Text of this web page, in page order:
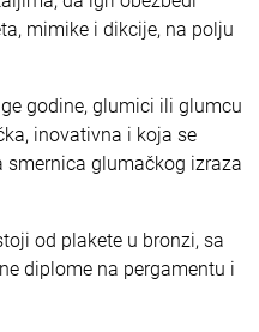
mimike i dikcije, na polju
godine, glumici ili glumcu
inovativna i koja se
glumačkog izraza
od plakete u bronzi, sa
diplome na pergamentu i